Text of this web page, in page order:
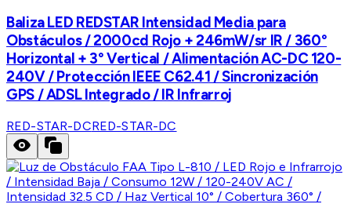
Baliza LED REDSTAR Intensidad Media para
Obstáculos / 2000cd Rojo + 246mW/sr IR / 360°
Horizontal + 3° Vertical / Alimentación AC-DC 120-
240V / Protección IEEE C62.41 / Sincronización
GPS / ADSL Integrado / IR Infrarroj
RED-STAR-DCRED-STAR-DC